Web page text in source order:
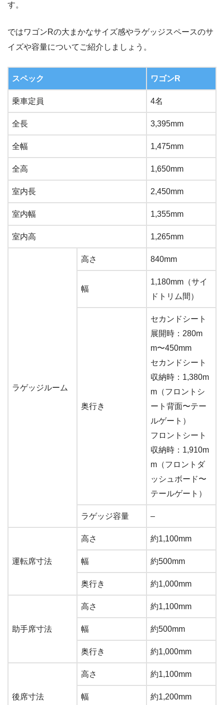
す。
ではワゴンRの大まかなサイズ感やラゲッジスペースのサ
イズや容量についてご紹介しましょう。
スペック ワゴンR
乗車定員 4名
全長 3,395mm
全幅 1,475mm
全高 1,650mm
室内長 2,450mm
室内幅 1,355mm
室内高 1,265mm
ラゲッジルーム
高さ 840mm
幅
1,180mm（サイ
ドトリム間）
奥行き
セカンドシート
展開時：280m
m〜450mm
セカンドシート
収納時：1,380m
m（フロントシ
ート背面〜テー
ルゲート）
フロントシート
収納時：1,910m
m（フロントダ
ッシュボード〜
テールゲート）
ラゲッジ容量 –
運転席寸法
高さ 約1,100mm
幅 約500mm
奥行き 約1,000mm
助手席寸法
高さ 約1,100mm
幅 約500mm
奥行き 約1,000mm
後席寸法
高さ 約1,100mm
幅 約1,200mm